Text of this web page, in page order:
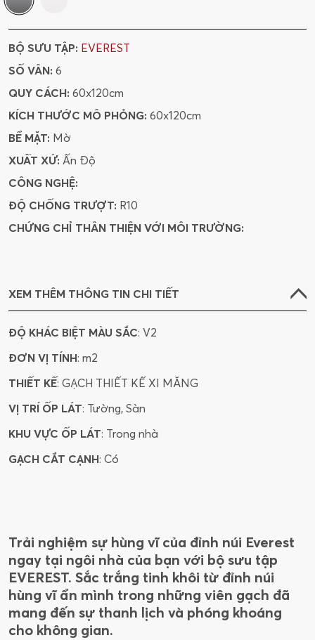
BỘ SƯU TẬP: EVEREST
SỐ VÂN: 6
QUY CÁCH: 60x120cm
KÍCH THƯỚC MÔ PHỎNG: 60x120cm
BỀ MẶT: Mờ
XUẤT XỨ: Ấn Độ
CÔNG NGHỆ:
ĐỘ CHỐNG TRƯỢT: R10
CHỨNG CHỈ THÂN THIỆN VỚI MÔI TRƯỜNG:
XEM THÊM THÔNG TIN CHI TIẾT
ĐỘ KHÁC BIỆT MÀU SẮC: V2
ĐƠN VỊ TÍNH: m2
THIẾT KẾ: GẠCH THIẾT KẾ XI MĂNG
VỊ TRÍ ỐP LÁT: Tường, Sàn
KHU VỰC ỐP LÁT: Trong nhà
GẠCH CẮT CẠNH: Có
Trải nghiệm sự hùng vĩ của đỉnh núi Everest
ngay tại ngôi nhà của bạn với bộ sưu tập
EVEREST. Sắc trắng tinh khôi từ đỉnh núi
hùng vĩ ẩn mình trong những viên gạch đã
mang đến sự thanh lịch và phóng khoáng
cho không gian.